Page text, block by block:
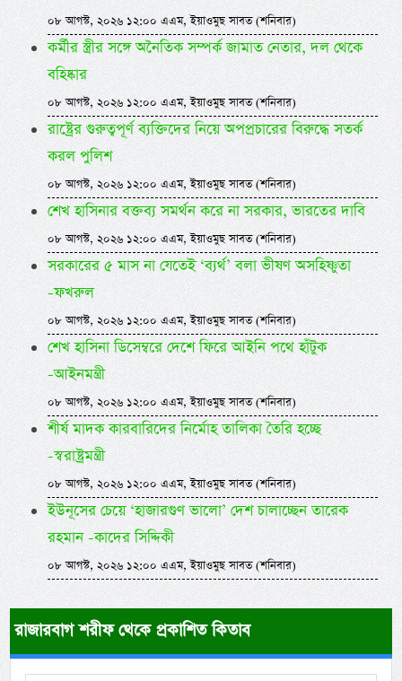
০৮ আগস্ট, ২০২৬ ১২:০০ এএম, ইয়াওমুছ সাবত (শনিবার)
কর্মীর স্ত্রীর সঙ্গে অনৈতিক সম্পর্ক জামাত নেতার, দল থেকে
বহিষ্কার
০৮ আগস্ট, ২০২৬ ১২:০০ এএম, ইয়াওমুছ সাবত (শনিবার)
রাষ্ট্রের গুরুত্বপূর্ণ ব্যক্তিদের নিয়ে অপপ্রচারের বিরুদ্ধে সতর্ক
করল পুলিশ
০৮ আগস্ট, ২০২৬ ১২:০০ এএম, ইয়াওমুছ সাবত (শনিবার)
শেখ হাসিনার বক্তব্য সমর্থন করে না সরকার, ভারতের দাবি
০৮ আগস্ট, ২০২৬ ১২:০০ এএম, ইয়াওমুছ সাবত (শনিবার)
সরকারের ৫ মাস না যেতেই ‘ব্যর্থ’ বলা ভীষণ অসহিষ্ণুতা
-ফখরুল
০৮ আগস্ট, ২০২৬ ১২:০০ এএম, ইয়াওমুছ সাবত (শনিবার)
শেখ হাসিনা ডিসেম্বরে দেশে ফিরে আইনি পথে হাঁটুক
-আইনমন্ত্রী
০৮ আগস্ট, ২০২৬ ১২:০০ এএম, ইয়াওমুছ সাবত (শনিবার)
শীর্ষ মাদক কারবারিদের নির্মোহ তালিকা তৈরি হচ্ছে
-স্বরাষ্ট্রমন্ত্রী
০৮ আগস্ট, ২০২৬ ১২:০০ এএম, ইয়াওমুছ সাবত (শনিবার)
ইউনূসের চেয়ে ‘হাজারগুণ ভালো’ দেশ চালাচ্ছেন তারেক
রহমান -কাদের সিদ্দিকী
০৮ আগস্ট, ২০২৬ ১২:০০ এএম, ইয়াওমুছ সাবত (শনিবার)
রাজারবাগ শরীফ থেকে প্রকাশিত কিতাব